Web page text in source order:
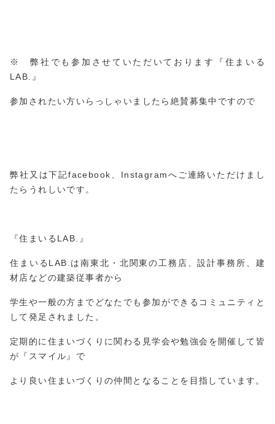
※ 弊社でも参加させていただいております『住まいる
LAB.』
参加されたい方いらっしゃいましたら絶賛募集中ですので
弊社又は下記facebook、Instagramへご連絡いただけまし
たらうれしいです。
『住まいるLAB.』
住まいるLAB.は南東北・北関東の工務店、設計事務所、建
材店などの建築従事者から
学生や一般の方までどなたでも参加ができるコミュニティと
して発足されました。
定期的に住まいづくりに関わる見学会や勉強会を開催して皆
が『スマイル』で
より良い住まいづくりの仲間となることを目指しています。